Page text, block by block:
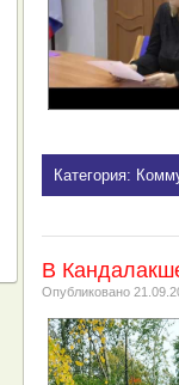
Категория:
В
Опубликовано